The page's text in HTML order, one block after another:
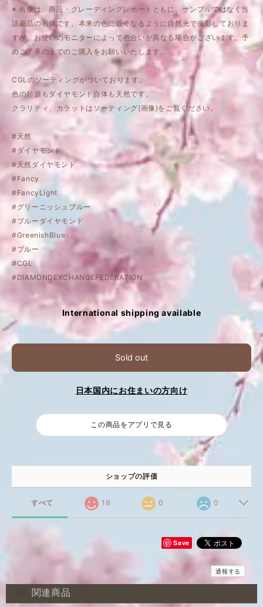
※ 画像は、商品・グレーディングレポートともに、サンプルではなく当
該商品の画像です。本来の色に近くなるように自然光で撮影しておりま
すが、お使いのモニターによって色合いが異なる場合がございます。予
めご了承の上でのご購入をお願いいたします。
CGLのソーティングがついております。
色の起源もダイヤモンド自体も天然です。
クラリティ、カラットはソーティング(画像)をご覧ください。
#天然
#ダイヤモンド
#天然ダイヤモンド
#Fancy
#FancyLight
#グリーニッシュブルー
#ブルーダイヤモンド
#GreenishBlue
#ブルー
#CGL
#DIAMONDEXCHANGEFEDERATION
International shipping available
Sold out
日本国内にお住まいの方向け
この商品をアプリで見る
ショップの評価
すべて 19 0 0
Save
通報する
関連商品